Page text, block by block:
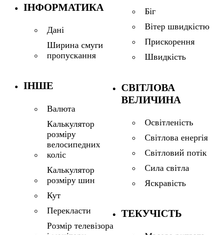
ІНФОРМАТИКА
Дані
Ширина смуги
пропускання
ІНШЕ
Валюта
Калькулятор
розміру
велосипедних
коліс
Калькулятор
розміру шин
Кут
Перекласти
Розмір телевізора
Біг
Вітер швидкістю
Прискорення
Швидкість
СВІТЛОВА
ВЕЛИЧИНА
Освітленість
Світлова енергія
Світловий потік
Сила світла
Яскравість
ТЕКУЧІСТЬ